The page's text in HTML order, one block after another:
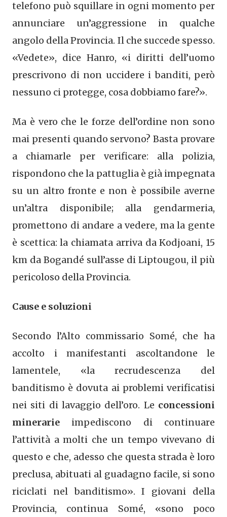
telefono può squillare in ogni momento per
annunciare un’aggressione in qualche
angolo della Provincia. Il che succede spesso.
«Vedete», dice Hanro, «i diritti dell’uomo
prescrivono di non uccidere i banditi, però
nessuno ci protegge, cosa dobbiamo fare?».
Ma è vero che le forze dell’ordine non sono
mai presenti quando servono? Basta provare
a chiamarle per verificare: alla polizia,
rispondono che la pattuglia è già impegnata
su un altro fronte e non è possibile averne
un’altra disponibile; alla gendarmeria,
promettono di andare a vedere, ma la gente
è scettica: la chiamata arriva da Kodjoani, 15
km da Bogandé sull’asse di Liptougou, il più
pericoloso della Provincia.
Cause e soluzioni
Secondo l’Alto commissario Somé, che ha
accolto i manifestanti ascoltandone le
lamentele, «la recrudescenza del
banditismo è dovuta ai problemi verificatisi
nei siti di lavaggio dell’oro. Le concessioni
minerarie impediscono di continuare
l’attività a molti che un tempo vivevano di
questo e che, adesso che questa strada è loro
preclusa, abituati al guadagno facile, si sono
riciclati nel banditismo». I giovani della
Provincia, continua Somé, «sono poco